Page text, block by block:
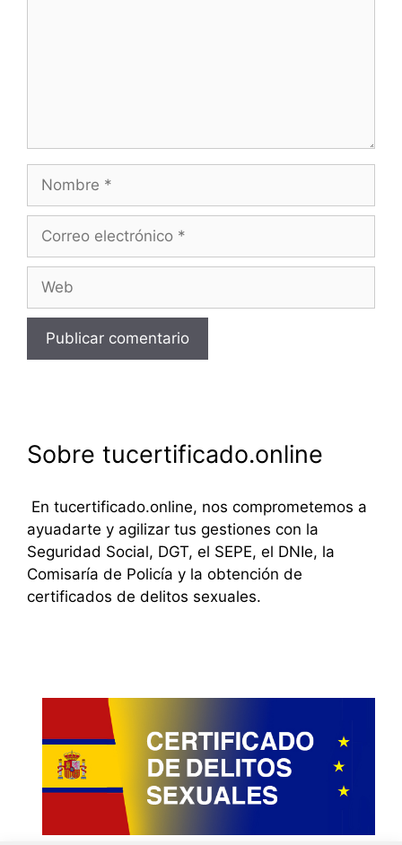
Nombre
Correo
Web
Sobre tucertificado.online
En tucertificado.online, nos comprometemos a
ayuadarte y agilizar tus gestiones con la
Seguridad Social, DGT, el SEPE, el DNIe, la
Comisaría de Policía y la obtención de
certificados de delitos sexuales.